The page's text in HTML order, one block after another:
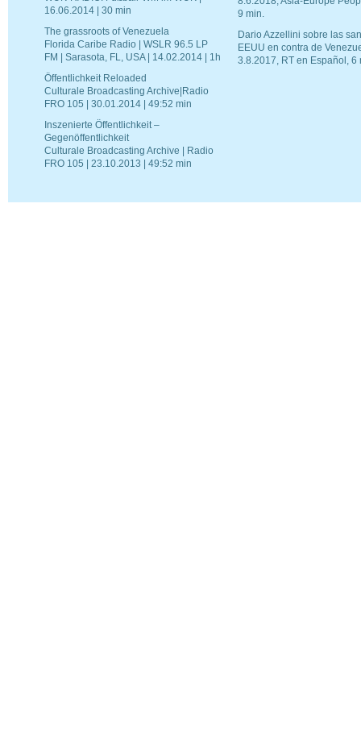
16.06.2014 | 30 min
The grassroots of Venezuela
Florida Caribe Radio | WSLR 96.5 LP
FM | Sarasota, FL, USA | 14.02.2014 | 1h
Öffentlichkeit Reloaded
Culturale Broadcasting Archive|Radio
FRO 105 | 30.01.2014 | 49:52 min
Inszenierte Öffentlichkeit –
Gegenöffentlichkeit
Culturale Broadcasting Archive | Radio
FRO 105 | 23.10.2013 | 49:52 min
9 min.
Dario Azzellini sobre las
EEUU en contra de
3.8.2017, RT en Español, 6